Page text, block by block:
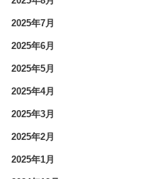
2025年7月
2025年6月
2025年5月
2025年4月
2025年3月
2025年2月
2025年1月